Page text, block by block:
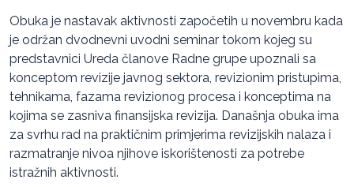
Obuka je nastavak aktivnosti započetih u novembru kada
je održan dvodnevni uvodni seminar tokom kojeg su
predstavnici Ureda članove Radne grupe upoznali sa
konceptom revizije javnog sektora, revizionim pristupima,
tehnikama, fazama revizionog procesa i konceptima na
kojima se zasniva finansijska revizija. Današnja obuka ima
za svrhu rad na praktičnim primjerima revizijskih nalaza i
razmatranje nivoa njihove iskorištenosti za potrebe
istražnih aktivnosti.